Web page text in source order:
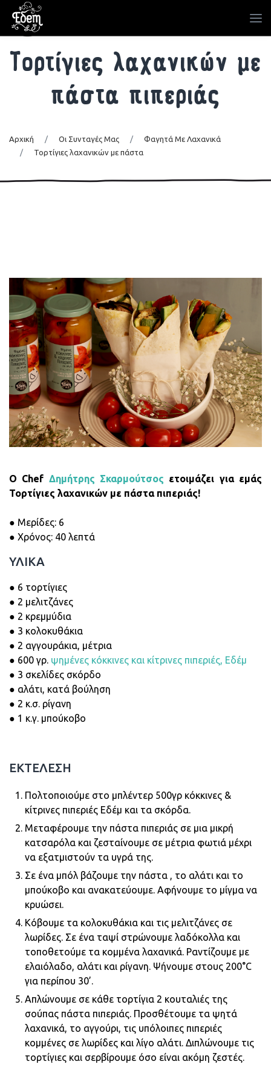
Τορτίγιες λαχανικών με
πάστα πιπεριάς
Αρχική / Οι Συνταγές Μας /
Φαγητά Με Λαχανικά
/
Τορτίγιες λαχανικών με πάστα
O Chef Δημήτρης Σκαρμούτσος ετοιμάζει για εμάς
Τορτίγιες λαχανικών με πάστα πιπεριάς!
● Μερίδες: 6
● Χρόνος: 40 λεπτά
ΥΛΙΚΑ
● 6 τορτίγιες
● 2 μελιτζάνες
● 2 κρεμμύδια
● 3 κολοκυθάκια
● 2 αγγουράκια, μέτρια
● 600 γρ. ψημένες κόκκινες και κίτρινες πιπεριές, Εδέμ
● 3 σκελίδες σκόρδο
● αλάτι, κατά βούληση
● 2 κ.σ. ρίγανη
● 1 κ.γ. μπούκοβο
ΕΚΤΕΛΕΣΗ
Πολτοποιούμε στο μπλέντερ 500γρ κόκκινες &
κίτρινες πιπεριές Εδέμ και τα σκόρδα.
Μεταφέρουμε την πάστα πιπεριάς σε μια μικρή
κατσαρόλα και ζεσταίνουμε σε μέτρια φωτιά μέχρι
να εξατμιστούν τα υγρά της.
Σε ένα μπόλ βάζουμε την πάστα , το αλάτι και το
μπούκοβο και ανακατεύουμε. Αφήνουμε το μίγμα να
κρυώσει.
Κόβουμε τα κολοκυθάκια και τις μελιτζάνες σε
λωρίδες. Σε ένα ταψί στρώνουμε λαδόκολλα και
τοποθετούμε τα κομμένα λαχανικά. Ραντίζουμε με
ελαιόλαδο, αλάτι και ρίγανη. Ψήνουμε στους 200°C
για περίπου 30’.
Απλώνουμε σε κάθε τορτίγια 2 κουταλιές της
σούπας πάστα πιπεριάς. Προσθέτουμε τα ψητά
λαχανικά, το αγγούρι, τις υπόλοιπες πιπεριές
κομμένες σε λωρίδες και λίγο αλάτι. Διπλώνουμε τις
τορτίγιες και σερβίρουμε όσο είναι ακόμη ζεστές.